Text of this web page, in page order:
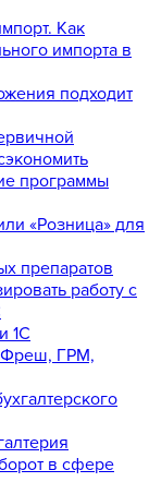
Как
импорта в
подходит
программы
«Розница» для
препаратов
работу с
1С
Фреш, ГРМ,
в сфере